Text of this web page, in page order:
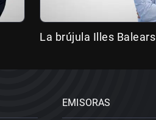
La brújula Illes Balears
EMISORAS